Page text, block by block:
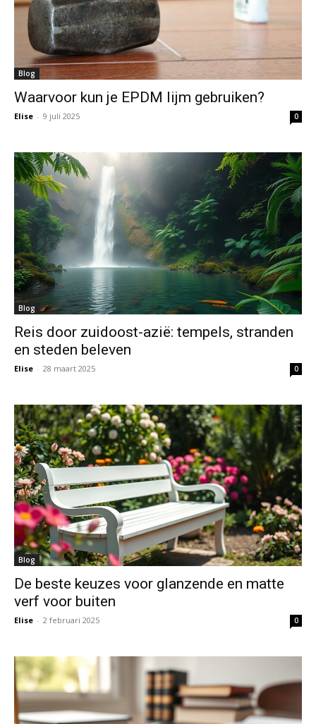
Blog
Waarvoor kun je EPDM lijm gebruiken?
Elise - 9 juli 2025 0
Blog
Reis door zuidoost-azië: tempels, stranden
en steden beleven
Elise - 28 maart 2025 0
Blog
De beste keuzes voor glanzende en matte
verf voor buiten
Elise - 2 februari 2025 0